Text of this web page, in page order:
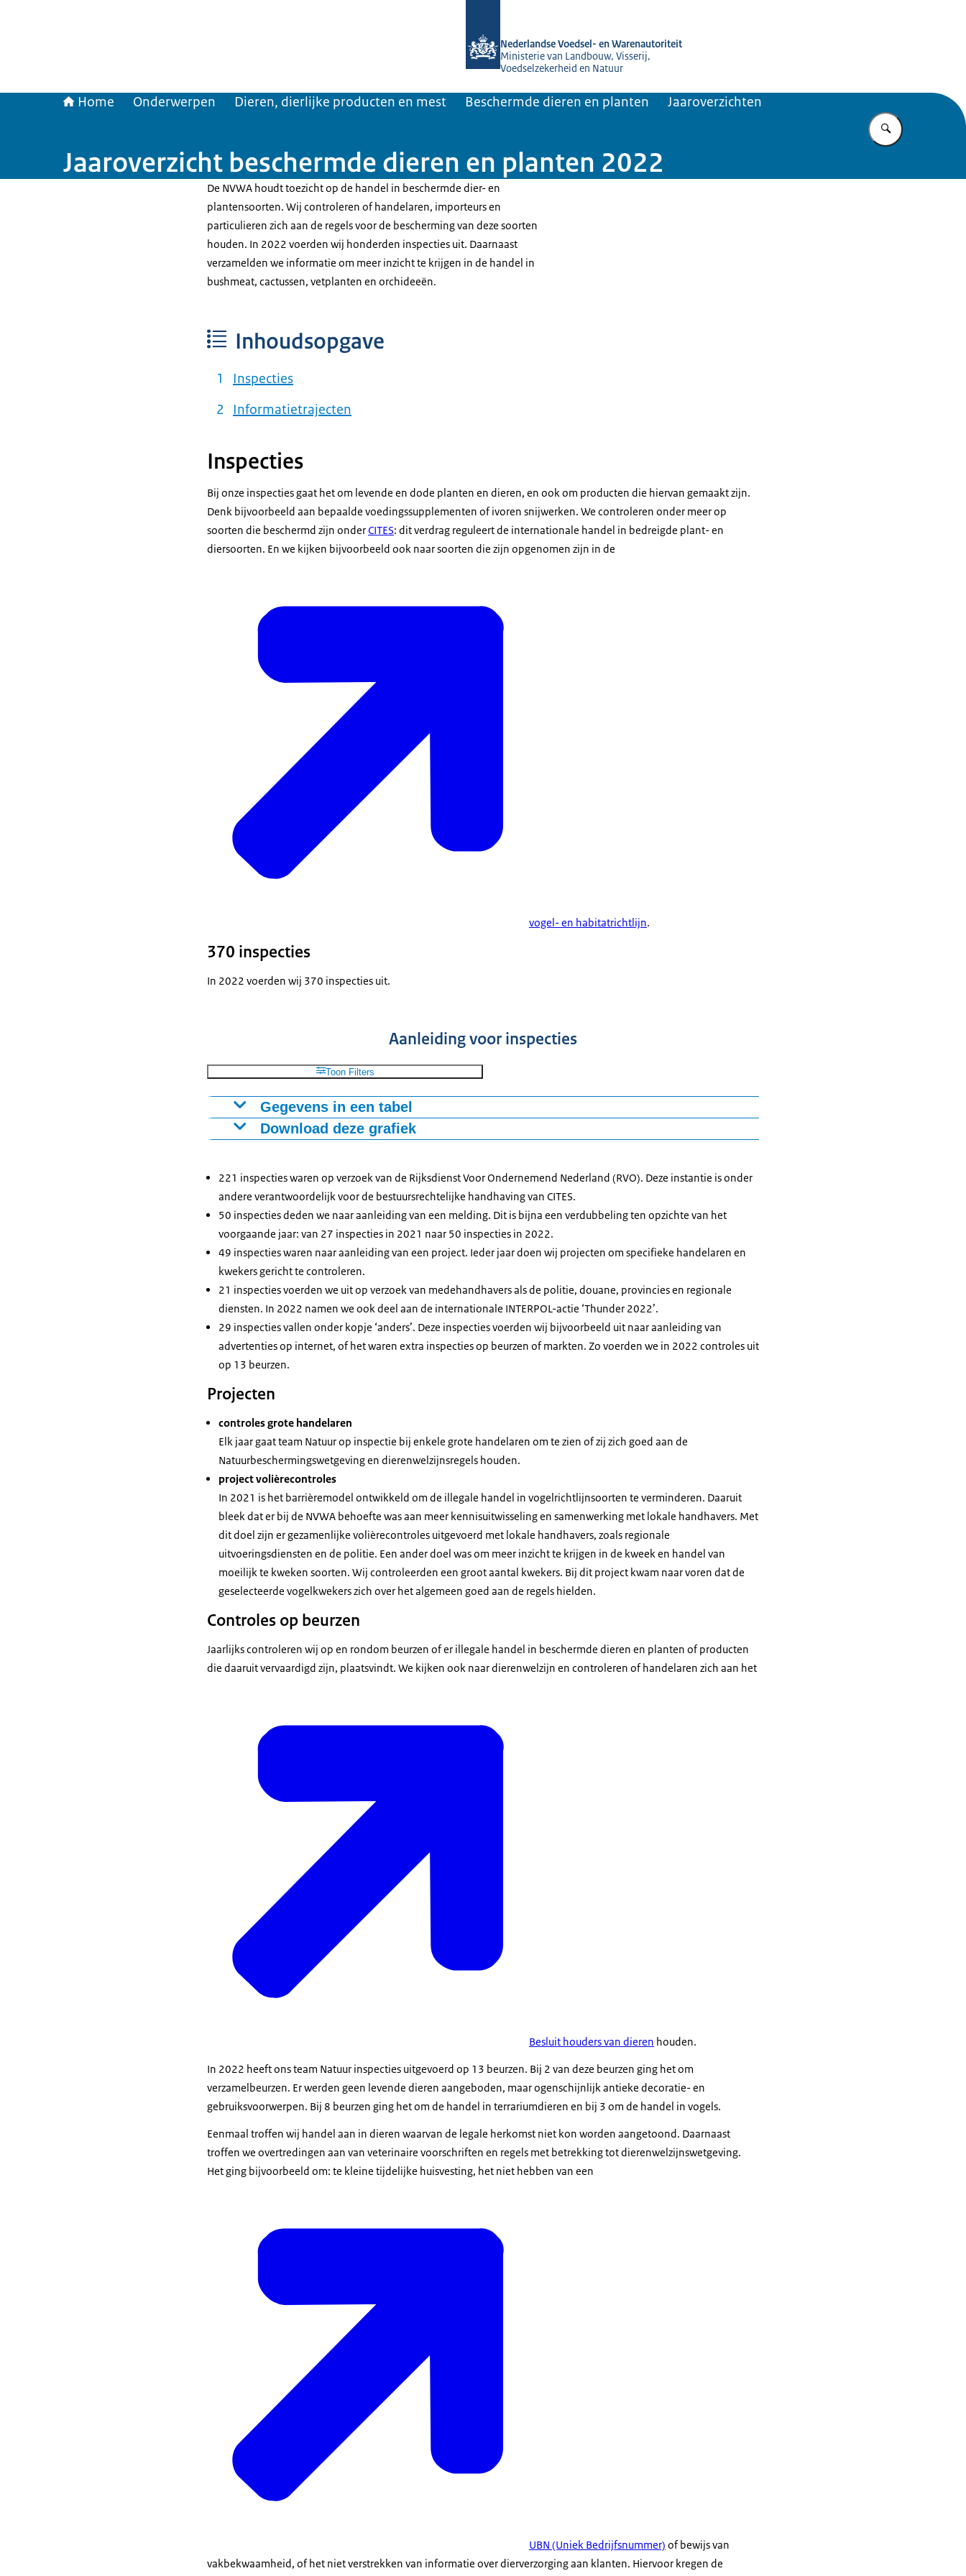
Nederlandse Voedsel- en Warenautoriteit
Ministerie van Landbouw, Visserij,
Voedselzekerheid en Natuur
Home Onderwerpen Dieren, dierlijke producten en mest Beschermde dieren en planten Jaaroverzichten
Vul in wat u
Jaaroverzicht beschermde dieren en planten 2022
De NVWA houdt toezicht op de handel in beschermde dier- en
plantensoorten. Wij controleren of handelaren, importeurs en
particulieren zich aan de regels voor de bescherming van deze soorten
houden. In 2022 voerden wij honderden inspecties uit. Daarnaast
verzamelden we informatie om meer inzicht te krijgen in de handel in
bushmeat, cactussen, vetplanten en orchideeën.
Inhoudsopgave
Inspecties
Informatietrajecten
Inspecties
Bij onze inspecties gaat het om levende en dode planten en dieren, en ook om producten die hiervan gemaakt zijn.
Denk bijvoorbeeld aan bepaalde voedingssupplementen of ivoren snijwerken. We controleren onder meer op
soorten die beschermd zijn onderCITES: dit verdrag reguleert de internationale handel in bedreigde plant- en
diersoorten. En we kijken bijvoorbeeld ook naar soorten die zijn opgenomen zijn in de
vogel- en habitatrichtlijn.
370 inspecties
In 2022 voerden wij 370 inspecties uit.
Aanleiding voor inspecties
Toon Filters
Gegevens in een tabel
aanleiding
aantal
Project
49
Verzoek medehandhaver
21
Anders
29
Download deze grafiek
Download CSV-bestand
221 inspecties waren op verzoek van de Rijksdienst Voor Ondernemend Nederland (RVO). Deze instantie is onder
andere verantwoordelijk voor de bestuursrechtelijke handhaving van CITES.
50 inspecties deden we naar aanleiding van een melding. Dit is bijna een verdubbeling ten opzichte van het
voorgaande jaar: van 27 inspecties in 2021 naar 50 inspecties in 2022.
49 inspecties waren naar aanleiding van een project. Ieder jaar doen wij projecten om specifieke handelaren en
kwekers gericht te controleren.
21 inspecties voerden we uit op verzoek van medehandhavers als de politie, douane, provincies en regionale
diensten. In 2022 namen we ook deel aan de internationale INTERPOL-actie ‘Thunder 2022’.
29 inspecties vallen onder kopje ‘anders’. Deze inspecties voerden wij bijvoorbeeld uit naar aanleiding van
advertenties op internet, of het waren extra inspecties op beurzen of markten. Zo voerden we in 2022 controles uit
op 13 beurzen.
Projecten
controles grote handelaren
Elk jaar gaat team Natuur op inspectie bij enkele grote handelaren om te zien of zij zich goed aan de
Natuurbeschermingswetgeving en dierenwelzijnsregels houden.
project volièrecontroles
In 2021 is het barrièremodel ontwikkeld om de illegale handel in vogelrichtlijnsoorten te verminderen. Daaruit
bleek dat er bij de NVWA behoefte was aan meer kennisuitwisseling en samenwerking met lokale handhavers. Met
dit doel zijn er gezamenlijke volièrecontroles uitgevoerd met lokale handhavers, zoals regionale
uitvoeringsdiensten en de politie. Een ander doel was om meer inzicht te krijgen in de kweek en handel van
moeilijk te kweken soorten. Wij controleerden een groot aantal kwekers. Bij dit project kwam naar voren dat de
geselecteerde vogelkwekers zich over het algemeen goed aan de regels hielden.
Controles op beurzen
Jaarlijks controleren wij op en rondom beurzen of er illegale handel in beschermde dieren en planten of producten
die daaruit vervaardigd zijn, plaatsvindt. We kijken ook naar dierenwelzijn en controleren of handelaren zich aan het
Besluit houders van dieren houden.
In 2022 heeft ons team Natuur inspecties uitgevoerd op 13 beurzen. Bij 2 van deze beurzen ging het om
verzamelbeurzen. Er werden geen levende dieren aangeboden, maar ogenschijnlijk antieke decoratie- en
gebruiksvoorwerpen. Bij 8 beurzen ging het om de handel in terrariumdieren en bij 3 om de handel in vogels.
Eenmaal troffen wij handel aan in dieren waarvan de legale herkomst niet kon worden aangetoond. Daarnaast
troffen we overtredingen aan van veterinaire voorschriften en regels met betrekking tot dierenwelzijnswetgeving.
Het ging bijvoorbeeld om: te kleine tijdelijke huisvesting, het niet hebben van een
UBN (Uniek Bedrijfsnummer) of bewijs van
vakbekwaamheid, of het niet verstrekken van informatie over dierverzorging aan klanten. Hiervoor kregen de